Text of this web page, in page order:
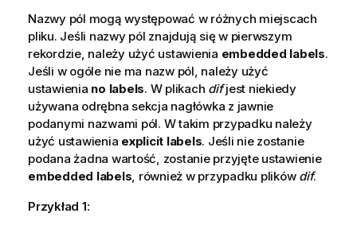
Nazwy pól mogą występować w różnych miejscach
pliku. Jeśli nazwy pól znajdują się w pierwszym
rekordzie, należy użyć ustawienia embedded labels.
Jeśli w ogóle nie ma nazw pól, należy użyć
ustawienia no labels. W plikach difjest niekiedy
używana odrębna sekcja nagłówka z jawnie
podanymi nazwami pól. W takim przypadku należy
użyć ustawienia explicit labels. Jeśli nie zostanie
podana żadna wartość, zostanie przyjęte ustawienie
embedded labels , również w przypadku plików dif.
Przykład 1: